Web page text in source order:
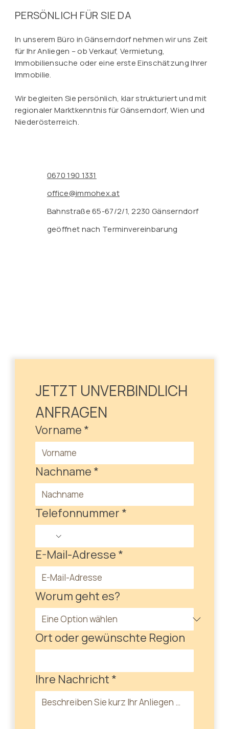
PERSÖNLICH FÜR SIE DA
In unserem Büro in Gänserndorf nehmen wir uns Zeit
für Ihr Anliegen – ob Verkauf, Vermietung,
Immobiliensuche oder eine erste Einschätzung Ihrer
Immobilie.
Wir begleiten Sie persönlich, klar strukturiert und mit
regionaler Marktkenntnis für Gänserndorf, Wien und
Niederösterreich.
0670 190 1331
office@immohex.at
Bahnstraße 65-67/2/1, 2230 Gänserndorf
geöffnet nach Terminvereinbarung
JETZT UNVERBINDLICH
ANFRAGEN
Vorname *
Nachname *
Telefonnummer *
E-Mail-Adresse *
Worum geht es?
Ort oder gewünschte Region
Ihre Nachricht *